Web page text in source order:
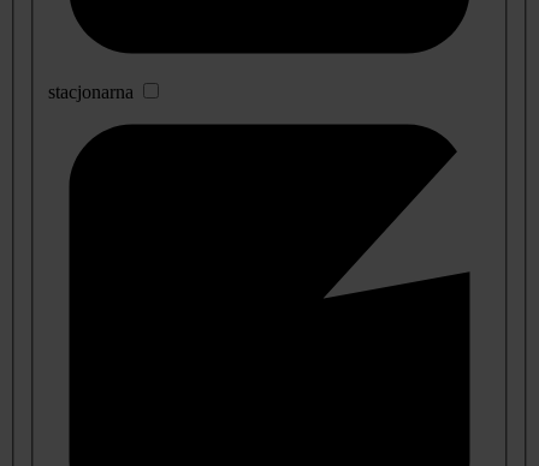
stacjonarna